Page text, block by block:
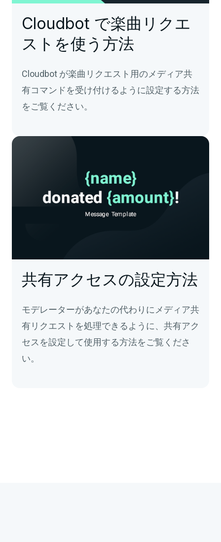
Cloudbot で楽曲リクエ
ストを使う方法
Cloudbot が楽曲リクエスト用のメディア共
有コマンドを受け付けるように設定する方法
をご覧ください。
共有アクセスの設定方法
モデレーターがあなたの代わりにメディア共
有リクエストを処理できるように、共有アク
セスを設定して使用する方法をご覧くださ
い。